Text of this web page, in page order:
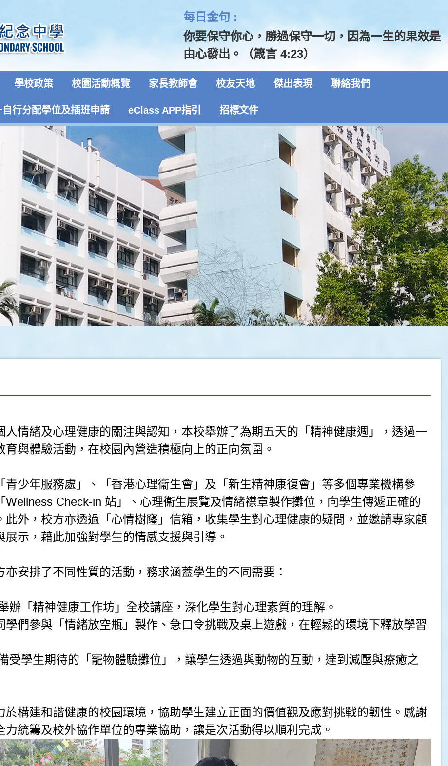
每日金句 :
你要保守你心，勝過保守一切，因為一生的果效是
由心發出。（箴言 4:23）
學校政策 校園活動概覽 家長教師會 校友天地 傑出表現 聯絡我們
自行分配學位及插班申請 eClass APP指引 招標文件
人情緒及心理健康的關注與認知，本校舉辦了為期五天的「精神健康週」，透過一
育與體驗活動，在校園內營造積極向上的正向氛圍。
青少年服務處」、「香港心理衞生會」及「新生精神康復會」等多個專業機構參
Wellness Check-in 站」、心理衞生展覽及情緒襟章製作攤位，向學生傳遞正確的
此外，校方亦透過「心情樹窿」信箱，收集學生對心理健康的疑問，並邀請專家顧
展示，藉此加強對學生的情感支援與引導。
亦安排了不同性質的活動，務求涵蓋學生的不同需要：
辦「精神健康工作坊」全校講座，深化學生對心理素質的理解。
學們參與「情緒放空瓶」製作、急口令挑戰及桌上遊戲，在輕鬆的環境下釋放學習
受學生期待的「寵物體驗攤位」，讓學生透過與動物的互動，達到減壓與療癒之
於構建和諧健康的校園環境，協助學生建立正面的價值觀及應對挑戰的韌性。感謝
力統籌及校外協作單位的專業協助，讓是次活動得以順利完成。